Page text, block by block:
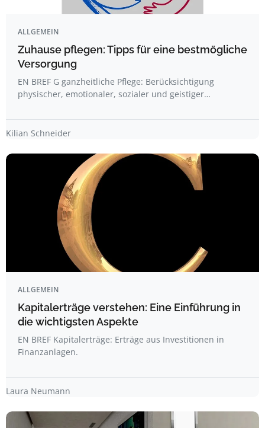
ALLGEMEIN
Zuhause pflegen: Tipps für eine bestmögliche
Versorgung
EN BREF G ganzheitliche Pflege: Berücksichtigung
physischer, emotionaler, sozialer und geistiger…
Kilian Schneider
ALLGEMEIN
Kapitalerträge verstehen: Eine Einführung in
die wichtigsten Aspekte
EN BREF Kapitalerträge: Erträge aus Investitionen in
Finanzanlagen.
Laura Neumann